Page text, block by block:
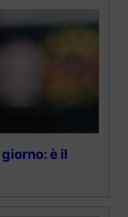
è il